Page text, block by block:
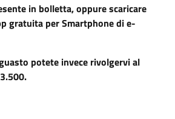
in bolletta, oppure scaricare
gratuita per Smartphone di e-
potete invece rivolgervi al